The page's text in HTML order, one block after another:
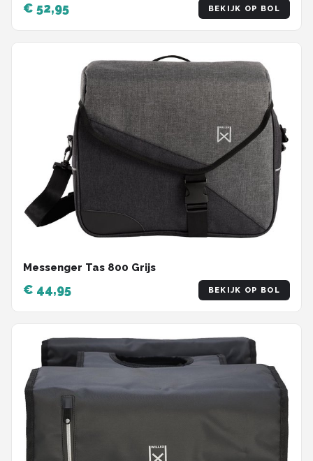
€ 52,95 BEKIJK OP BOL
Messenger Tas 800 Grijs
€ 44,95 BEKIJK OP BOL